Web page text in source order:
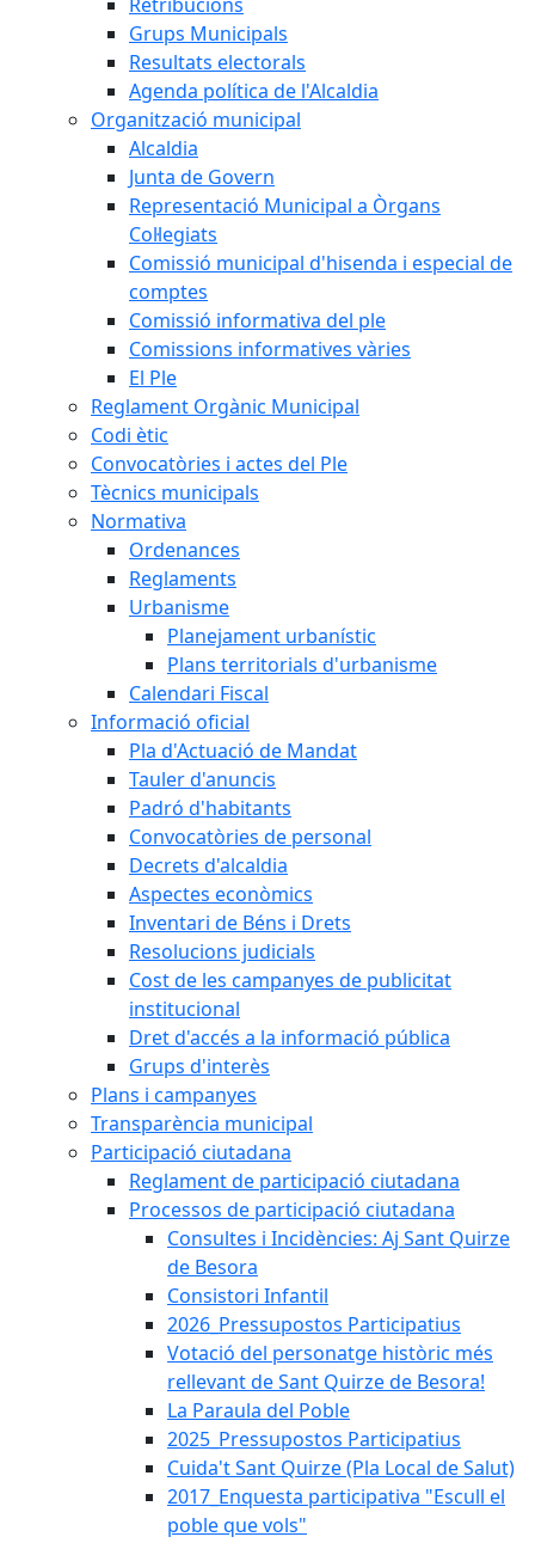
Grups Municipals
Resultats electorals
Agenda política de l'Alcaldia
Organització municipal
Alcaldia
Junta de Govern
Representació Municipal a Òrgans
Col·legiats
Comissió municipal d'hisenda i especial de
comptes
Comissió informativa del ple
Comissions informatives vàries
El Ple
Reglament Orgànic Municipal
Codi ètic
Convocatòries i actes del Ple
Tècnics municipals
Normativa
Ordenances
Reglaments
Urbanisme
Planejament urbanístic
Plans territorials d'urbanisme
Calendari Fiscal
Informació oficial
Pla d'Actuació de Mandat
Tauler d'anuncis
Padró d'habitants
Convocatòries de personal
Decrets d'alcaldia
Aspectes econòmics
Inventari de Béns i Drets
Resolucions judicials
Cost de les campanyes de publicitat
institucional
Dret d'accés a la informació pública
Grups d'interès
Plans i campanyes
Transparència municipal
Participació ciutadana
Reglament de participació ciutadana
Processos de participació ciutadana
Consultes i Incidències: Aj Sant Quirze
de Besora
Consistori Infantil
2026_Pressupostos Participatius
Votació del personatge històric més
rellevant de Sant Quirze de Besora!
La Paraula del Poble
2025_Pressupostos Participatius
Cuida't Sant Quirze (Pla Local de Salut)
2017_Enquesta participativa "Escull el
poble que vols"